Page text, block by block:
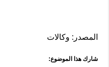
المصدر: وكالات
شارك هذا الموضوع: